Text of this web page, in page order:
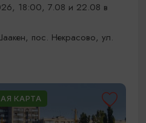
18:00, 7.08 и 22.08 в
пос. Некрасово, ул.
КАРТА